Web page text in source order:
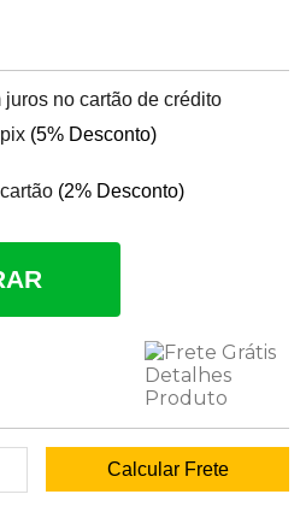
juros no cartão de crédito
(5% Desconto)
(2% Desconto)